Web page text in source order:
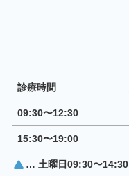
診療時間
09:30〜12:30
15:30〜19:00
… 土曜日09:30〜14:30